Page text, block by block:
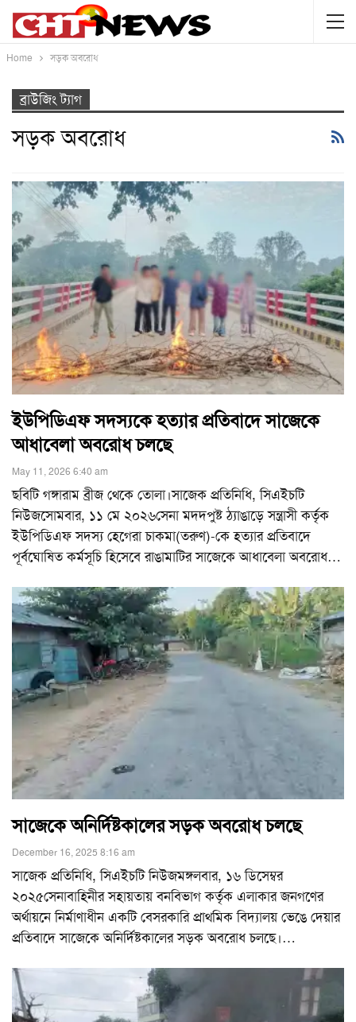
Home সড়ক অবরোধ
ব্রাউজিং ট্যাগ
সড়ক অবরোধ
ইউপিডিএফ সদস্যকে হত্যার প্রতিবাদে সাজেকে
আধাবেলা অবরোধ চলছে
May 11, 2026 6:40 am
ছবিটি গঙ্গারাম ব্রীজ থেকে তোলা।সাজেক প্রতিনিধি, সিএইচটি
নিউজসোমবার, ১১ মে ২০২৬সেনা মদদপুষ্ট ঠ্যাঙাড়ে সন্ত্রাসী কর্তৃক
ইউপিডিএফ সদস্য হেগেরা চাকমা(তরুণ)-কে হত্যার প্রতিবাদে
পূর্বঘোষিত কর্মসূচি হিসেবে রাঙামাটির সাজেকে আধাবেলা অবরোধ…
সাজেকে অনির্দিষ্টকালের সড়ক অবরোধ চলছে
December 16, 2025 8:16 am
সাজেক প্রতিনিধি, সিএইচটি নিউজমঙ্গলবার, ১৬ ডিসেম্বর
২০২৫সেনাবাহিনীর সহায়তায় বনবিভাগ কর্তৃক এলাকার জনগণের
অর্থায়নে নির্মাণাধীন একটি বেসরকারি প্রাথমিক বিদ্যালয় ভেঙে দেয়ার
প্রতিবাদে সাজেকে অনির্দিষ্টকালের সড়ক অবরোধ চলছে।…